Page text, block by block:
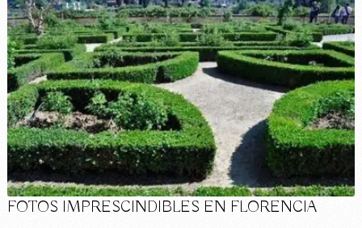
FOTOS IMPRESCINDIBLES EN FLORENCIA